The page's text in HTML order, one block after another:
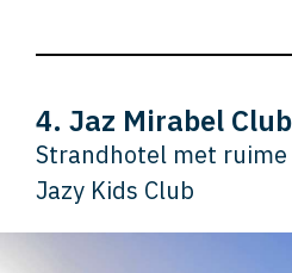
4. Jaz Mirabel Club
Strandhotel met
Jazy Kids Club